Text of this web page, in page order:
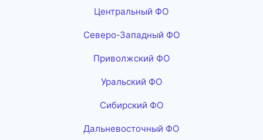
Центральный ФО
Северо-Западный ФО
Приволжский ФО
Уральский ФО
Сибирский ФО
Дальневосточный ФО